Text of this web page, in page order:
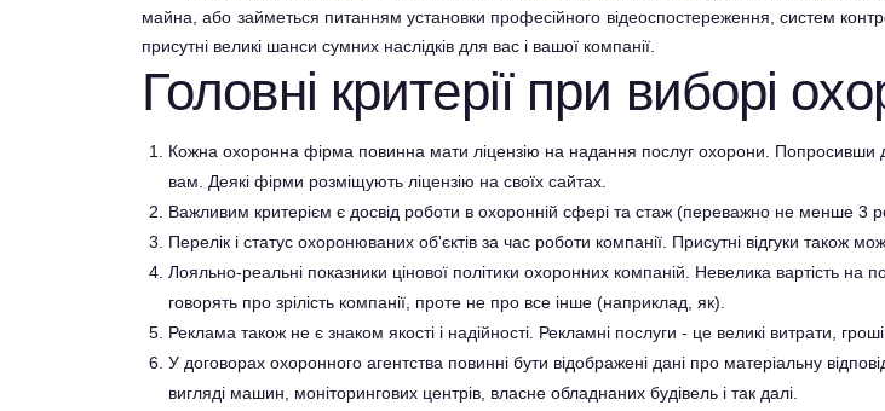
майна, або займеться питанням установки професійного відеоспостереження, систем
присутні великі шанси сумних наслідків для вас і вашої компанії.
Головні критерії при виборі
Кожна охоронна фірма повинна мати ліцензію на надання послуг охорони. Попросивши
вам. Деякі фірми розміщують ліцензію на своїх сайтах.
Важливим критерієм є досвід роботи в охоронній сфері та стаж (переважно не менше 3
Перелік і статус охоронюваних об'єктів за час роботи компанії. Присутні відгуки також
Лояльно-реальні показники цінової політики охоронних компаній. Невелика вартість
говорять про зрілість компанії, проте не про все інше (наприклад, як).
Реклама також не є знаком якості і надійності. Рекламні послуги - це великі витрати, гроші
У договорах охоронного агентства повинні бути відображені дані про матеріальну
вигляді машин, моніторингових центрів, власне обладнаних будівель і так далі.